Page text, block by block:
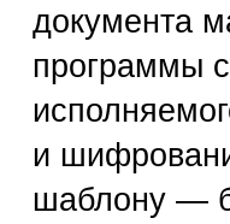
документа
программы
и
шаблону —